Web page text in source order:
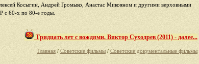
Косыгин, Андрей Громыко, Анастас Микояном и другими верховными
с 60-х по 80-е годы.
Тридцать лет с вождями. Виктор Суходрев (2011) - далее...
Главная / Советские фильмы / Советские документальные фильмы